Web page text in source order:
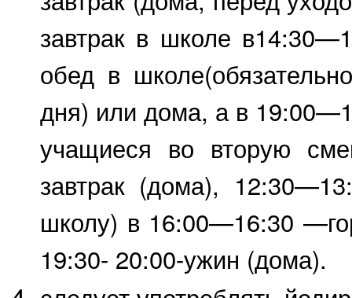
завтрак в школе
обед в
дня) или дома, а в
учащиеся во вторую
завтрак (дома),
школу) в 16:00—16:30
19:30- 20:00-ужин (дома).